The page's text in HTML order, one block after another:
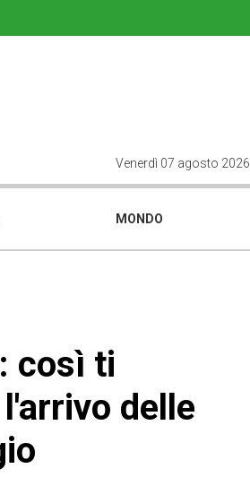
Venerdì 07 agosto 2026
MONDO
così ti
delle